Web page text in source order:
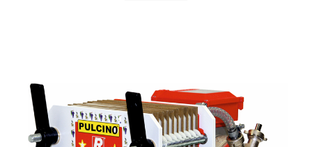
Sisteme combinate &
multifunctionale
Tocatoare de crengi si resturi
vegetale